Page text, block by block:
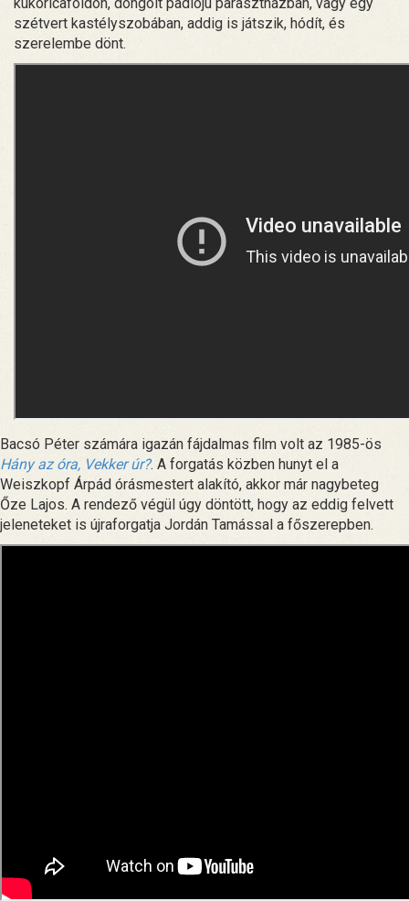
szétvert kastélyszobában, addig is játszik, hódít, és
szerelembe dönt.
Bacsó Péter számára igazán fájdalmas film volt az 1985-ös
Hány az óra, Vekker úr?. A forgatás közben hunyt el a
Weiszkopf Árpád órásmestert alakító, akkor már nagybeteg
Őze Lajos. A rendező végül úgy döntött, hogy az eddig felvett
jeleneteket is újraforgatja Jordán Tamással a főszerepben.